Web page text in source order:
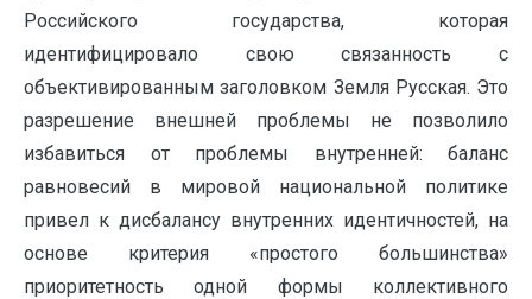
Российского государства, которая
идентифицировало свою связанность с
объективированным заголовком Земля Русская. Это
разрешение внешней проблемы не позволило
избавиться от проблемы внутренней: баланс
равновесий в мировой национальной политике
привел к дисбалансу внутренних идентичностей, на
основе критерия «простого большинства»
приоритетность одной формы коллективного